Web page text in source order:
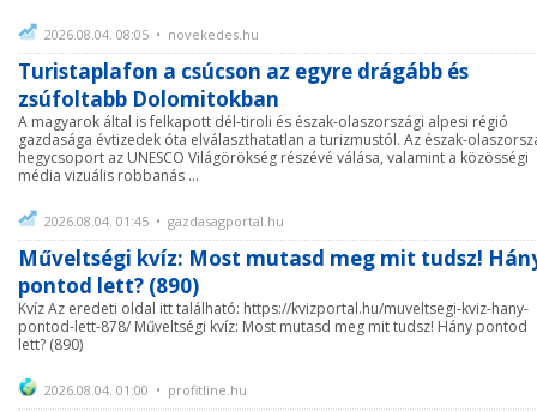
2026.08.04. 08:05 • novekedes.hu
Turistaplafon a csúcson az egyre drágább és
zsúfoltabb Dolomitokban
A magyarok által is felkapott dél-tiroli és észak-olaszországi alpesi régió
gazdasága évtizedek óta elválaszthatatlan a turizmustól. Az észak-
hegycsoport az UNESCO Világörökség részévé válása, valamint a közösségi
média vizuális robbanás ...
2026.08.04. 01:45 • gazdasagportal.hu
Műveltségi kvíz: Most mutasd meg mit tudsz!
pontod lett? (890)
Kvíz Az eredeti oldal itt található: https://kvizportal.hu/muveltsegi-kviz-hany-
pontod-lett-878/ Műveltségi kvíz: Most mutasd meg mit tudsz! Hány pontod
lett? (890)
2026.08.04. 01:00 • profitline.hu